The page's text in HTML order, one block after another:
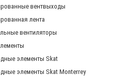
вентвыходы
лента
вентиляторы
элементы Skat
элементы Skat Monterrey